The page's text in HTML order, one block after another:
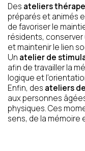
Calculer huit plus
(en chiffres)
J’autorise
Des ateliers
préparés et animés
de favoriser le
résidents,
et maintenir le lien
Un atelier de
afin de travailler la
logique et
Enfin, des ateliers
aux personnes
physiques. Ces
sens, de la mémoire